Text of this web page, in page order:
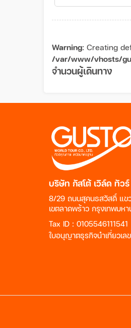
Warning: Creating
/var/www/vhosts/
จำนวนผู้เดินทาง
บริษัท กัสโต้ เวิล์ด ทัว
8/29 ถนนสุคนธสวัสดิ์ แข
เขตลาดพร้าว กรุงเทพมห
Tax ID : 0105546111541
ใบอนุญาตธุรกิจนำเที่ยวเล